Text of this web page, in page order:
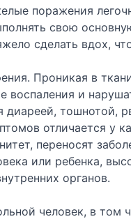
поражения
свою
сделать вдох,
Проникая в
воспаления и
диареей, тошнотой,
отличается у
переносят
или ребенка,
органов.
человек, в том